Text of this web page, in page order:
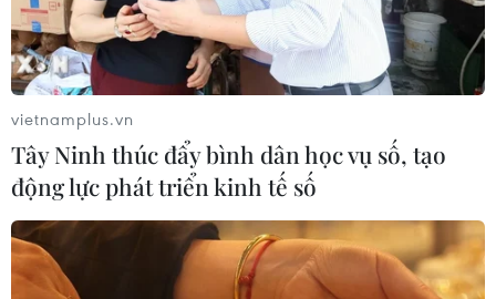
07/08/2026 08:45
CƠ QUAN CHỦ QUẢN: THÔNG TẤN XÃ VIỆT NAM
vietnamplus.vn
Tây Ninh thúc đẩy bình dân học vụ số, tạo
động lực phát triển kinh tế số